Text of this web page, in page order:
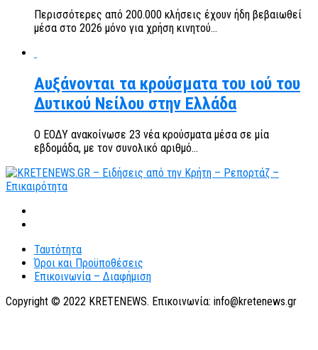
Περισσότερες από 200.000 κλήσεις έχουν ήδη βεβαιωθεί
μέσα στο 2026 μόνο για χρήση κινητού...
Αυξάνονται τα κρούσματα του ιού του
Δυτικού Νείλου στην Ελλάδα
Ο ΕΟΔΥ ανακοίνωσε 23 νέα κρούσματα μέσα σε μία
εβδομάδα, με τον συνολικό αριθμό...
Ταυτότητα
Όροι και Προϋποθέσεις
Επικοινωνία – Διαφήμιση
Copyright © 2022 KRETENEWS. Επικοινωνία: info@kretenews.gr